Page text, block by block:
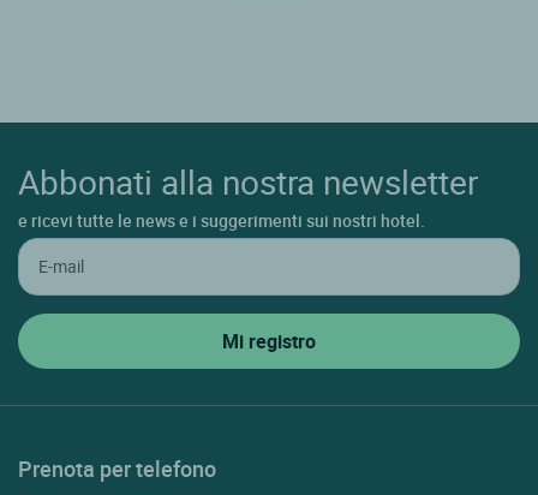
Abbonati alla nostra newsletter
e ricevi tutte le news e i suggerimenti sui nostri hotel.
Prenota per telefono